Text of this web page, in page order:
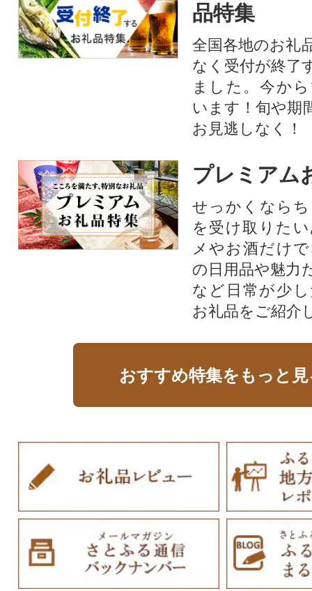
品特集
全国各地のお礼
なく受付が終了
ました。今か
います！旬や期
お見逃しなく！
プレミアム
せっかくなら
を受け取りた
メやお酒だけ
の日用品や魅力
など日常が少
お礼品をご紹介
おすすめ特集をもっと